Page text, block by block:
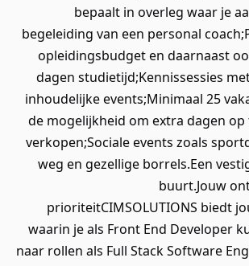
bepaalt in overleg waar je
begeleiding van een personal
opleidingsbudget en daarnaast
dagen studietijd;Kennissessies
inhoudelijke events;Minimaal 25
de mogelijkheid om extra dagen
verkopen;Sociale events zoals
weg en gezellige borrels.Een
buurt.Jouw
prioriteitCIMSOLUTIONS biedt
waarin je als Front End Developer
naar rollen als Full Stack Software